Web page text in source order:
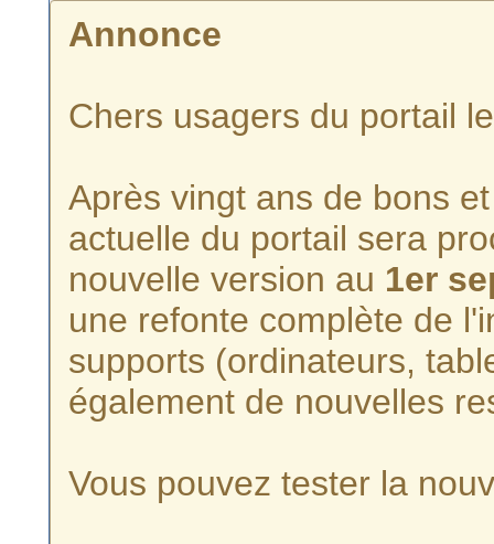
Annonce
Chers usagers du portail
Après vingt ans de bons
actuelle du portail sera
nouvelle version au 1er
une refonte complète de
supports (ordinateurs,
également de nouvelles
Vous pouvez tester la